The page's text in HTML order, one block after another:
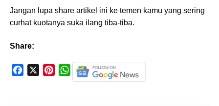
Jangan lupa share artikel ini ke temen kamu yang sering
curhat kuotanya suka ilang tiba-tiba.
Share:
W
h